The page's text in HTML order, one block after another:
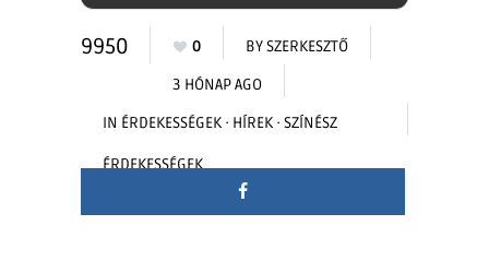
9950 0 BYSZERKESZTŐ
3 HÓNAP AGO
IN ÉRDEKESSÉGEK · HÍREK · SZÍNÉSZ
ÉRDEKESSÉGEK